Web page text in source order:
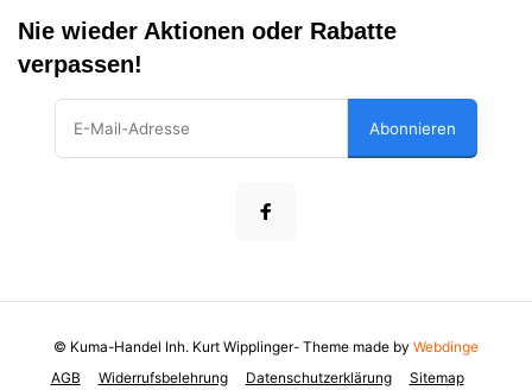
Nie wieder Aktionen oder Rabatte
verpassen!
Abonnieren
AGB Widerrufsbelehrung Datenschutzerklärung Sitemap
© Kuma-Handel Inh. Kurt Wipplinger- Theme made by Webdinge